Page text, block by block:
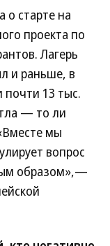
о старте на
проекта по
Лагерь
и раньше, в
почти 13 тыс.
— то ли
мы
вопрос
образом»,—